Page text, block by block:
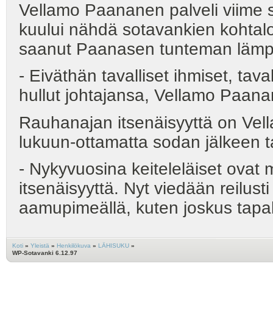
Vellamo Paananen palveli viime
kuului nähdä sotavankien
saanut Paanasen tunteman
- Eiväthän tavalliset ihmiset,
hullut johtajansa, Vellamo
Rauhanajan itsenäisyyttä on
lukuun-ottamatta sodan jälkeen
- Nykyvuosina keiteleläiset ovat
itsenäisyyttä. Nyt viedään
aamupimeällä, kuten joskus
Koti » Yleistä » Henkilökuva » LÄHISUKU »
WP-Sotavanki 6.12.97